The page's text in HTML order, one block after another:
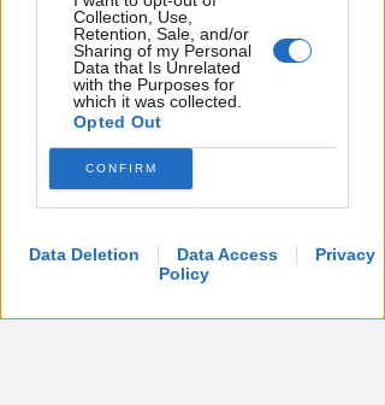
Collection, Use,
Retention, Sale, and/or
Sharing of my Personal
Data that Is Unrelated
with the Purposes for
which it was collected.
Opted Out
CONFIRM
Data Deletion Data Access
Privacy
Policy
concessionari. Mare Libero:
sarebbe danno erariale
Redazione